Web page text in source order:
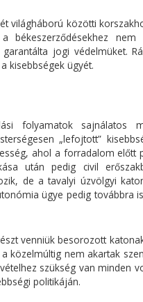
világháború közötti
nem
jogi védelmüket.
kisebbségek ügyét.
folyamatok sajnálatos
„lefojtott”
ahol a forradalom előtt
után pedig civil
de a tavalyi úzvölgyi
ügye pedig továbbra
venniük besorozott
közelmúltig nem akartak
szükség van minden
politikáján.